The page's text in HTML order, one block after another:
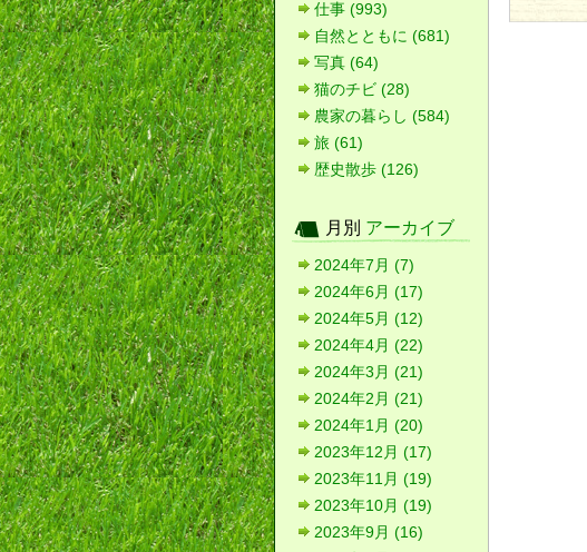
仕事 (993)
自然とともに (681)
写真 (64)
猫のチビ (28)
農家の暮らし (584)
旅 (61)
歴史散歩 (126)
月別 アーカイブ
2024年7月 (7)
2024年6月 (17)
2024年5月 (12)
2024年4月 (22)
2024年3月 (21)
2024年2月 (21)
2024年1月 (20)
2023年12月 (17)
2023年11月 (19)
2023年10月 (19)
2023年9月 (16)